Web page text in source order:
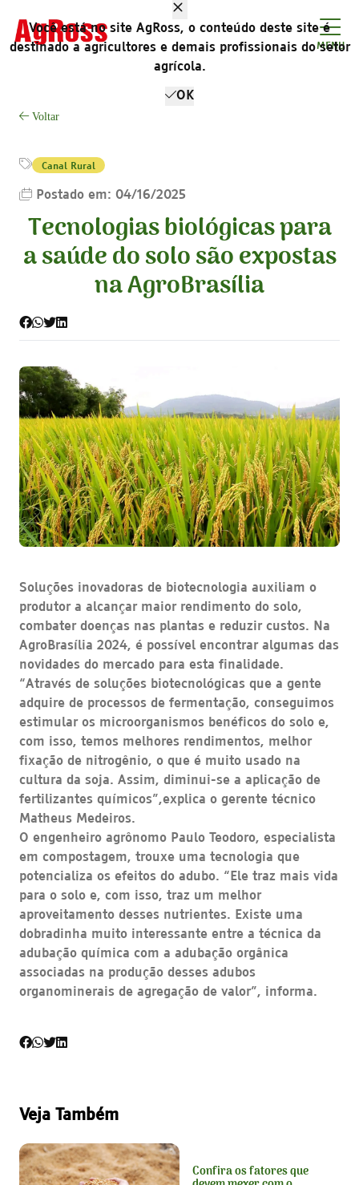
MENU
Voltar
Canal Rural
Postado em: 04/16/2025
Tecnologias biológicas para
a saúde do solo são expostas
na AgroBrasília
Soluções inovadoras de biotecnologia auxiliam o
produtor a alcançar maior rendimento do solo,
combater doenças nas plantas e reduzir custos. Na
AgroBrasília 2024, é possível encontrar algumas das
novidades do mercado para esta finalidade.
“Através de soluções biotecnológicas que a gente
adquire de processos de fermentação, conseguimos
estimular os microorganismos benéficos do solo e,
com isso, temos melhores rendimentos, melhor
fixação de nitrogênio, o que é muito usado na
cultura da soja. Assim, diminui-se a aplicação de
fertilizantes químicos”,explica o gerente técnico
Matheus Medeiros.
O engenheiro agrônomo Paulo Teodoro, especialista
em compostagem, trouxe uma tecnologia que
potencializa os efeitos do adubo. “Ele traz mais vida
para o solo e, com isso, traz um melhor
aproveitamento desses nutrientes. Existe uma
dobradinha muito interessante entre a técnica da
adubação química com a adubação orgânica
associadas na produção desses adubos
organominerais de agregação de valor”, informa.
Veja Também
Confira os fatores que
Você está no site AgRoss, o conteúdo deste site é
destinado a agricultores e demais profissionais do setor
agrícola.
OK